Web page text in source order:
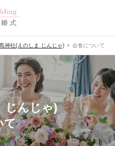
神社(えのしま じんじゃ) 会食について
じんじゃ)
て